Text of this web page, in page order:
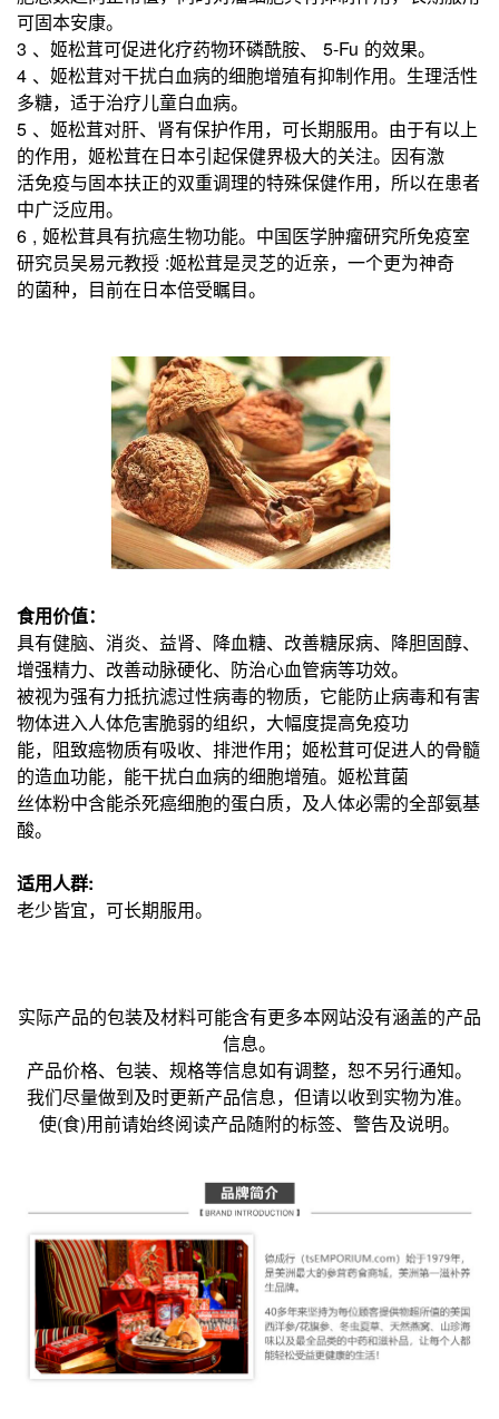
可固本安康。
3 、姬松茸可促进化疗药物环磷酰胺、 5-Fu 的效果。
4 、姬松茸对干扰白血病的细胞增殖有抑制作用。生理活性
多糖，适于治疗儿童白血病。
5 、姬松茸对肝、肾有保护作用，可长期服用。由于有以上
的作用，姬松茸在日本引起保健界极大的关注。因有激
活免疫与固本扶正的双重调理的特殊保健作用，所以在患者
中广泛应用。
6 , 姬松茸具有抗癌生物功能。中国医学肿瘤研究所免疫室
研究员吴易元教授 :姬松茸是灵芝的近亲，一个更为神奇
的菌种，目前在日本倍受瞩目。
食用价值：
具有健脑、消炎、益肾、降血糖、改善糖尿病、降胆固醇、
增强精力、改善动脉硬化、防治心血管病等功效。
被视为强有力抵抗滤过性病毒的物质，它能防止病毒和有害
物体进入人体危害脆弱的组织，大幅度提高免疫功
能，阻致癌物质有吸收、排泄作用；姬松茸可促进人的骨髓
的造血功能，能干扰白血病的细胞增殖。姬松茸菌
丝体粉中含能杀死癌细胞的蛋白质，及人体必需的全部氨基
酸。
适用人群:
老少皆宜，可长期服用。
实际产品的包装及材料可能含有更多本网站没有涵盖的产品
信息。
产品价格、包装、规格等信息如有调整，恕不另行通知。
我们尽量做到及时更新产品信息，但请以收到实物为准。
使(食)用前请始终阅读产品随附的标签、警告及说明。